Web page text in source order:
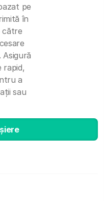
pe
în
către
rapid,
a
sau